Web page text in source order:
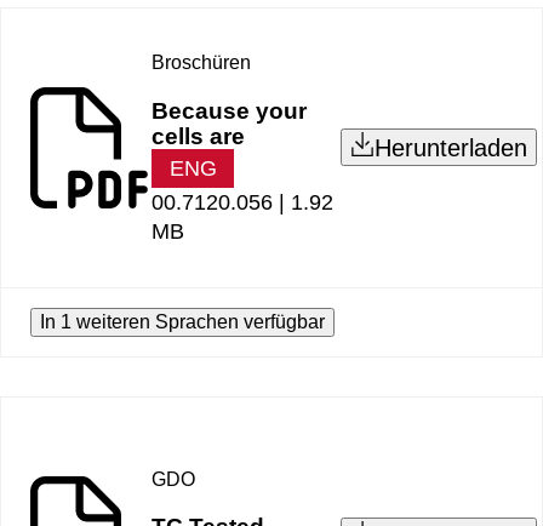
Broschüren
Because your
cells are
ENG
00.7120.056 | 1.92
MB
Herunterladen
In 1 weiteren Sprachen verfügbar
GDO